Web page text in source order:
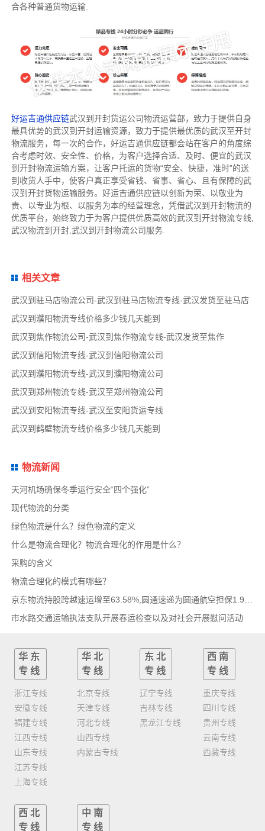
合各种普通货物运输.
好运吉通供应链武汉到开封货运公司物流运营部，致力于提供自身
最具优势的武汉到开封运输资源，致力于提供最优质的武汉至开封
物流服务，每一次的合作，好运吉通供应链都会站在客户的角度综
合考虑时效、安全性、价格，为客户选择合适、及时、便宜的武汉
到开封物流运输方案，让客户托运的货物“安全、快捷，准时”的送
到收货人手中，使客户真正享受省钱、省事、省心、且有保障的武
汉到开封货物运输服务。好运吉通供应链以创新为荣、以敬业为
责、以专业为根、以服务为本的经营理念，凭借武汉到开封物流的
优质平台，始终致力于为客户提供优质高效的武汉到开封物流专线,
武汉物流到开封,武汉到开封物流公司服务.
相关文章
武汉到驻马店物流公司-武汉到驻马店物流专线-武汉发货至驻马店
武汉到濮阳物流专线价格多少钱几天能到
武汉到焦作物流公司-武汉到焦作物流专线-武汉发货至焦作
武汉到信阳物流专线-武汉到信阳物流公司
武汉到濮阳物流专线-武汉到濮阳物流公司
武汉到郑州物流专线-武汉至郑州物流公司
武汉到安阳物流专线-武汉至安阳货运专线
武汉到鹤壁物流专线价格多少钱几天能到
物流新闻
天河机场确保冬季运行安全“四个强化”
现代物流的分类
绿色物流是什么？绿色物流的定义
什么是物流合理化？物流合理化的作用是什么？
采购的含义
物流合理化的模式有哪些？
市水路交通运输执法支队开展春运检查以及对社会开展慰问活动
华东
专线
浙江专线
安徽专线
福建专线
江西专线
山东专线
江苏专线
上海专线
华北
专线
北京专线
天津专线
河北专线
山西专线
内蒙古专线
东北
专线
辽宁专线
吉林专线
黑龙江专线
西南
专线
重庆专线
四川专线
贵州专线
云南专线
西藏专线
西北
专线
中南
专线